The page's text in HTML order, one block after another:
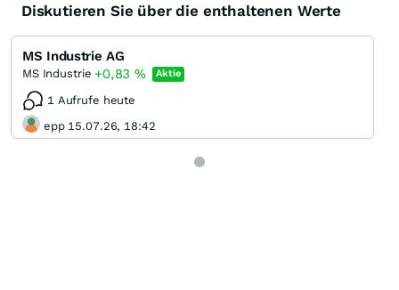
Diskutieren Sie über die enthaltenen Werte
MS Industrie AG
MS Industrie +0,83 % Aktie
1 Aufrufe heute
epp 15.07.26, 18:42